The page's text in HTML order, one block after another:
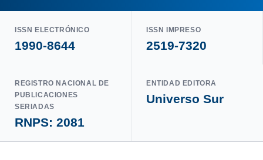
ISSN ELECTRÓNICO
1990-8644
ISSN IMPRESO
2519-7320
REGISTRO NACIONAL DE
PUBLICACIONES
SERIADAS
RNPS: 2081
ENTIDAD EDITORA
Universo Sur